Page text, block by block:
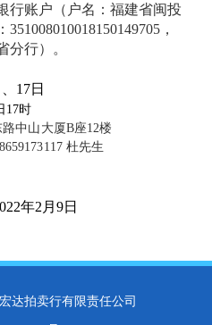
行账户（户名 ：福建省闽投
351008010018150149705 ，
分行）。
17日
17时
中山大厦B座12楼
杜先生
年2 月9日
达拍卖行有限责任公司